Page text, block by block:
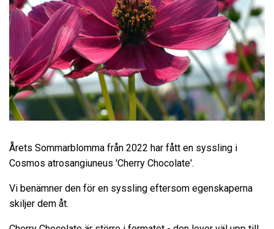
Årets Sommarblomma från 2022 har fått en syssling i
Cosmos atrosangiuneus 'Cherry Chocolate'.
Vi benämner den för en syssling eftersom egenskaperna
skiljer dem åt.